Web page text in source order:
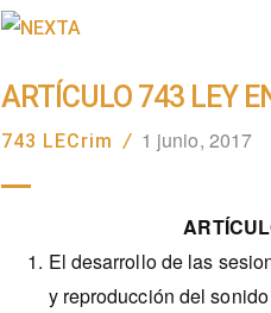
ARTÍCULO 743 LEY
743 LECrim / 1 junio, 2017
El desarrollo de las sesi
y reproducción del